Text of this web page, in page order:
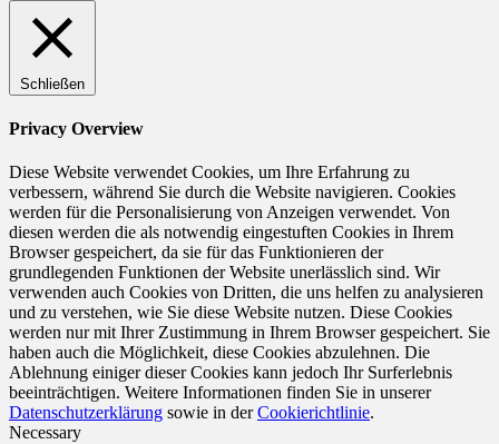
Schließen
Privacy Overview
Diese Website verwendet Cookies, um Ihre Erfahrung zu
verbessern, während Sie durch die Website navigieren. Cookies
werden für die Personalisierung von Anzeigen verwendet. Von
diesen werden die als notwendig eingestuften Cookies in Ihrem
Browser gespeichert, da sie für das Funktionieren der
grundlegenden Funktionen der Website unerlässlich sind. Wir
verwenden auch Cookies von Dritten, die uns helfen zu analysieren
und zu verstehen, wie Sie diese Website nutzen. Diese Cookies
werden nur mit Ihrer Zustimmung in Ihrem Browser gespeichert. Sie
haben auch die Möglichkeit, diese Cookies abzulehnen. Die
Ablehnung einiger dieser Cookies kann jedoch Ihr Surferlebnis
beeinträchtigen. Weitere Informationen finden Sie in unserer
Datenschutzerklärung sowie in derCookierichtlinie.
Necessary